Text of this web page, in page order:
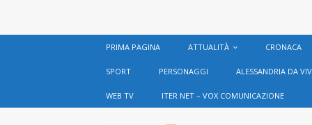
PRIMA PAGINA ATTUALITÀ CRONACA
SPORT PERSONAGGI ALESSANDRIA DA
WEB TV ITER NET – VOX COMUNICAZIONE